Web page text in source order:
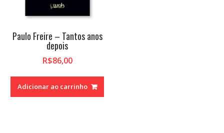
Paulo Freire – Tantos anos
depois
R$86,00
Adicionar ao carrinho